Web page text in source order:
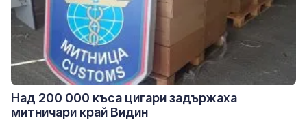
Над 200 000 къса цигари задържаха
митничари край Видин